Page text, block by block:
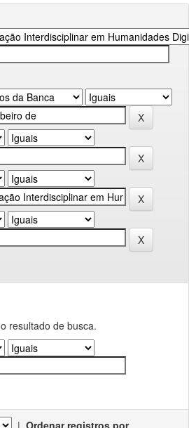
resultado de busca.
| Ordenar registros por